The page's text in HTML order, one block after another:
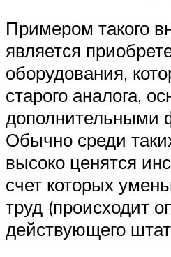
Примером такого
является
оборудования,
старого аналога,
дополнительными
Обычно среди
высоко ценятся
счет которых
труд (происходит
действующего